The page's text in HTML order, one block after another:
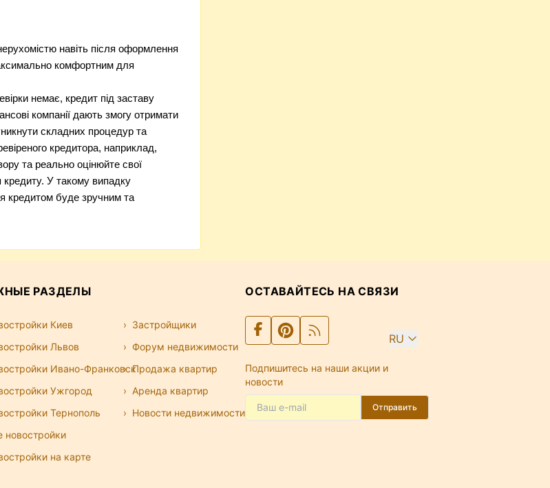
навіть після оформлення
комфортним для
немає, кредит під заставу
компанії дають змогу отримати
складних процедур та
кредитора, наприклад,
та реально оцінюйте свої
У такому випадку
кредитом буде зручним та
РАЗДЕЛЫ
Киев
Львов
Ивано-Франковск
Ужгород
Тернополь
новостройки
на карте
Застройщики
Форум недвижимости
Продажа квартир
Аренда квартир
Новости недвижимости
ОСТАВАЙТЕСЬ НА СВЯЗИ
RU
Подпишитесь на наши акции и
новости
Отправить